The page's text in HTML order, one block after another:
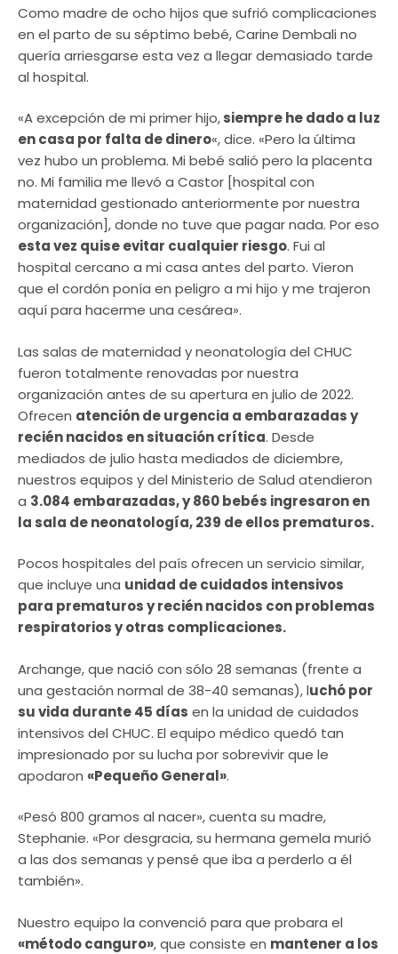
Como madre de ocho hijos que sufrió complicaciones
en el parto de su séptimo bebé, Carine Dembali no
quería arriesgarse esta vez a llegar demasiado tarde
al hospital.
«A excepción de mi primer hijo,siempre he dado a luz
en casa por falta de dinero«, dice. «Pero la última
vez hubo un problema. Mi bebé salió pero la placenta
no. Mi familia me llevó a Castor [hospital con
maternidad gestionado anteriormente por nuestra
organización], donde no tuve que pagar nada. Por eso
esta vez quise evitar cualquier riesgo. Fui al
hospital cercano a mi casa antes del parto. Vieron
que el cordón ponía en peligro a mi hijo y me trajeron
aquí para hacerme una cesárea».
Las salas de maternidad y neonatología del CHUC
fueron totalmente renovadas por nuestra
organización antes de su apertura en julio de 2022.
Ofrecen atención de urgencia a embarazadas y
recién nacidos en situación crítica. Desde
mediados de julio hasta mediados de diciembre,
nuestros equipos y del Ministerio de Salud atendieron
a 3.084 embarazadas, y 860 bebés ingresaron en
la sala de neonatología, 239 de ellos prematuros.
Pocos hospitales del país ofrecen un servicio similar,
que incluye una unidad de cuidados intensivos
para prematuros y recién nacidos con problemas
respiratorios y otras complicaciones.
Archange, que nació con sólo 28 semanas (frente a
una gestación normal de 38-40 semanas), luchó por
su vida durante 45 días en la unidad de cuidados
intensivos del CHUC. El equipo médico quedó tan
impresionado por su lucha por sobrevivir que le
apodaron «Pequeño General».
«Pesó 800 gramos al nacer», cuenta su madre,
Stephanie. «Por desgracia, su hermana gemela murió
a las dos semanas y pensé que iba a perderlo a él
también».
Nuestro equipo la convenció para que probara el
«método canguro», que consiste en mantener a los